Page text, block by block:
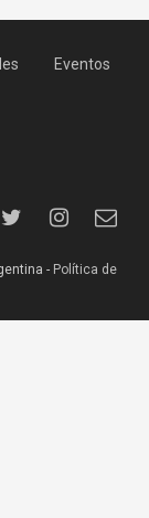
Eventos
- Política de